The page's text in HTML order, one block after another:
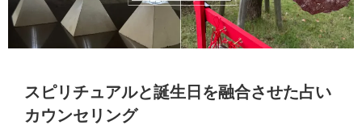
スピリチュアルと誕生日を融合させた占い
カウンセリング